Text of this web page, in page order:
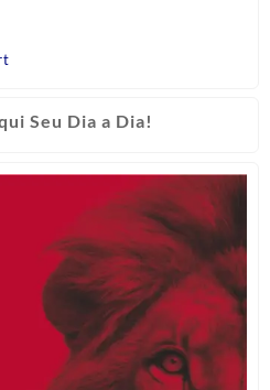
Seu Dia a Dia!